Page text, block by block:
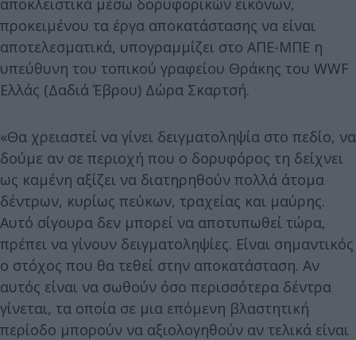
αποκλειστικά μέσω δορυφορικών εικόνων,
προκειμένου τα έργα αποκατάστασης να είναι
αποτελεσματικά, υπογραμμίζει στο ΑΠΕ-ΜΠΕ η
υπεύθυνη του τοπικού γραφείου Θράκης του WWF
Ελλάς (Δαδιά Έβρου) Δώρα Σκαρτσή.
«Θα χρειαστεί να γίνει δειγματοληψία στο πεδίο, να
δούμε αν σε περιοχή που ο δορυφόρος τη δείχνει
ως καμένη αξίζει να διατηρηθούν πολλά άτομα
δέντρων, κυρίως πεύκων, τραχείας και μαύρης.
Αυτό σίγουρα δεν μπορεί να αποτυπωθεί τώρα,
πρέπει να γίνουν δειγματοληψίες. Είναι σημαντικός
ο στόχος που θα τεθεί στην αποκατάσταση. Αν
αυτός είναι να σωθούν όσο περισσότερα δέντρα
γίνεται, τα οποία σε μια επόμενη βλαστητική
περίοδο μπορούν να αξιολογηθούν αν τελικά είναι